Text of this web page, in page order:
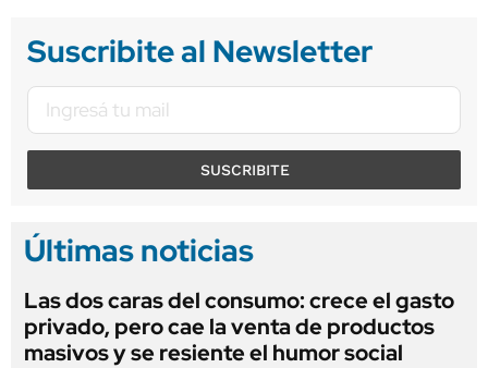
Suscribite al Newsletter
SUSCRIBITE
Últimas noticias
Las dos caras del consumo: crece el gasto
privado, pero cae la venta de productos
masivos y se resiente el humor social